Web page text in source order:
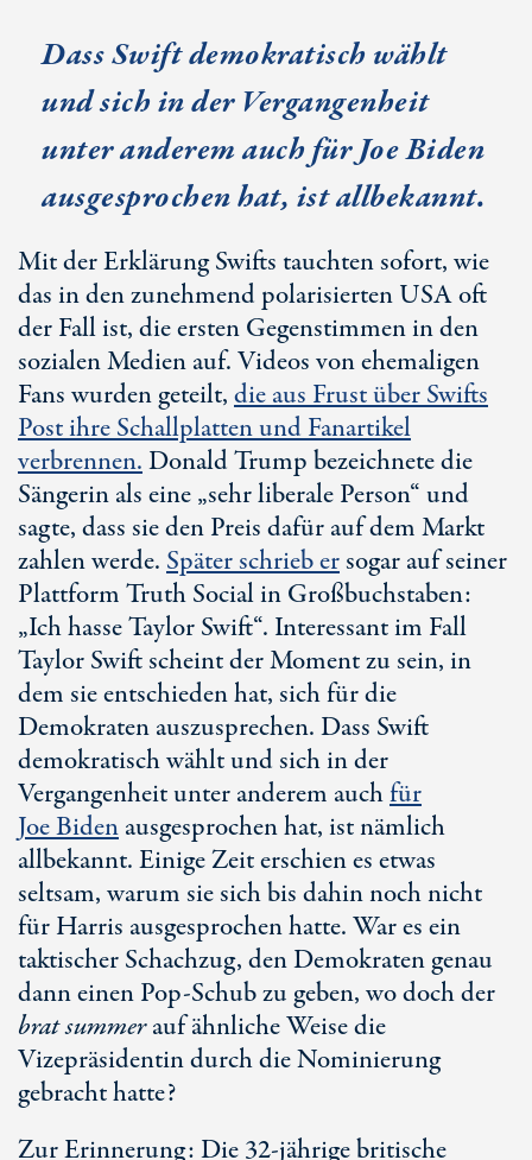
Dass Swift demokratisch wählt
und sich in der Vergangenheit
unter anderem auchfürJoe Biden
ausgesprochen hat, ist allbekannt.
Mit der Erklärung Swifts tauchten sofort, wie
das in den zunehmend polarisierten USA oft
der Fall ist, die ersten Gegenstimmen in den
sozialen Medien auf. Videos von ehemaligen
Fans wurden geteilt,die aus Frust über Swifts
Post ihre Schallplatten und Fanartikel
verbrennen.Donald Trumpbezeichnete die
Sängerin als eine „sehr liberale Person“ und
sagte, dass sie den Preis dafür auf dem Markt
zahlen werde.Später schrieb ersogar auf seiner
PlattformTruth Socialin Großbuchstaben:
„Ich hasseTaylor Swift“. Interessant im Fall
Taylor Swiftscheint der Moment zu sein, in
dem sie entschieden hat, sich für die
Demokraten auszusprechen. Dass Swift
demokratisch wählt und sich in der
Vergangenheit unter anderem auchfür
Joe Bidenausgesprochen hat, ist nämlich
allbekannt. Einige Zeit erschien es etwas
seltsam, warum sie sich bis dahin noch nicht
für Harris ausgesprochen hatte. War es ein
taktischer Schachzug, den Demokraten genau
dann einenPop-Schubzu geben, wo doch der
brat summerauf ähnliche Weise die
Vizepräsidentin durch die Nominierung
gebracht hatte?
Zur Erinnerung: Die32-jährigebritische